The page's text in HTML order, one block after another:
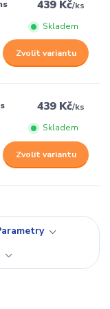
439 Kč/ks
Skladem
Zvolit variantu
439 Kč/ks
Skladem
Zvolit variantu